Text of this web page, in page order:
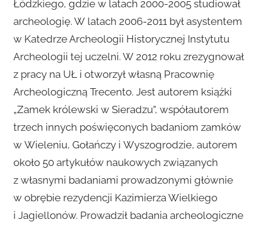
Łódzkiego, gdzie w latach 2000-2005 studiował
archeologię. W latach 2006-2011 był asystentem
w Katedrze Archeologii Historycznej Instytutu
Archeologii tej uczelni. W 2012 roku zrezygnował
z pracy na UŁ i otworzył własną Pracownię
Archeologiczną Trecento. Jest autorem książki
„Zamek królewski w Sieradzu”, współautorem
trzech innych poświęconych badaniom zamków
w Wieleniu, Gołańczy i Wyszogrodzie, autorem
około 50 artykułów naukowych związanych
z własnymi badaniami prowadzonymi głównie
w obrębie rezydencji Kazimierza Wielkiego
i Jagiellonów. Prowadził badania archeologiczne